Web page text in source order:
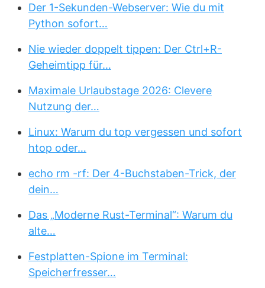
Der 1-Sekunden-Webserver: Wie du mit
Python sofort…
Nie wieder doppelt tippen: Der Ctrl+R-
Geheimtipp für…
Maximale Urlaubstage 2026: Clevere
Nutzung der…
Linux: Warum du top vergessen und sofort
htop oder…
echo rm -rf: Der 4-Buchstaben-Trick, der
dein…
Das „Moderne Rust-Terminal“: Warum du
alte…
Festplatten-Spione im Terminal:
Speicherfresser…